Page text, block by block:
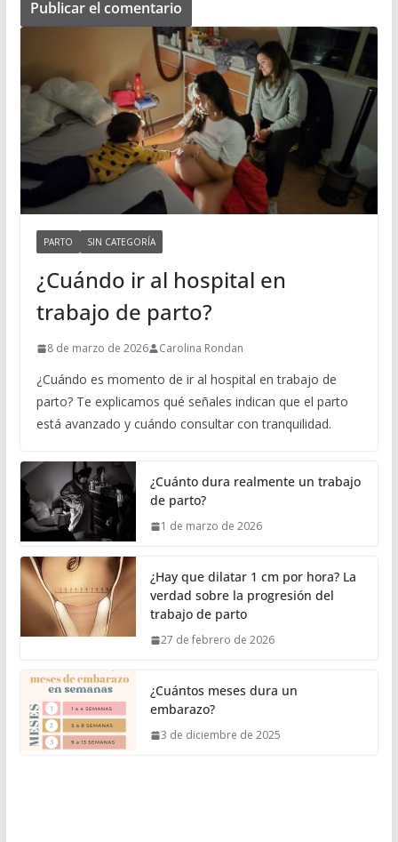
PARTO SIN CATEGORÍA
¿Cuándo ir al hospital en
trabajo de parto?
8 de marzo de 2026 Carolina Rondan
¿Cuándo es momento de ir al hospital en trabajo de
parto? Te explicamos qué señales indican que el parto
está avanzado y cuándo consultar con tranquilidad.
¿Cuánto dura realmente un trabajo
de parto?
1 de marzo de 2026
¿Hay que dilatar 1 cm por hora? La
verdad sobre la progresión del
trabajo de parto
27 de febrero de 2026
¿Cuántos meses dura un
embarazo?
3 de diciembre de 2025